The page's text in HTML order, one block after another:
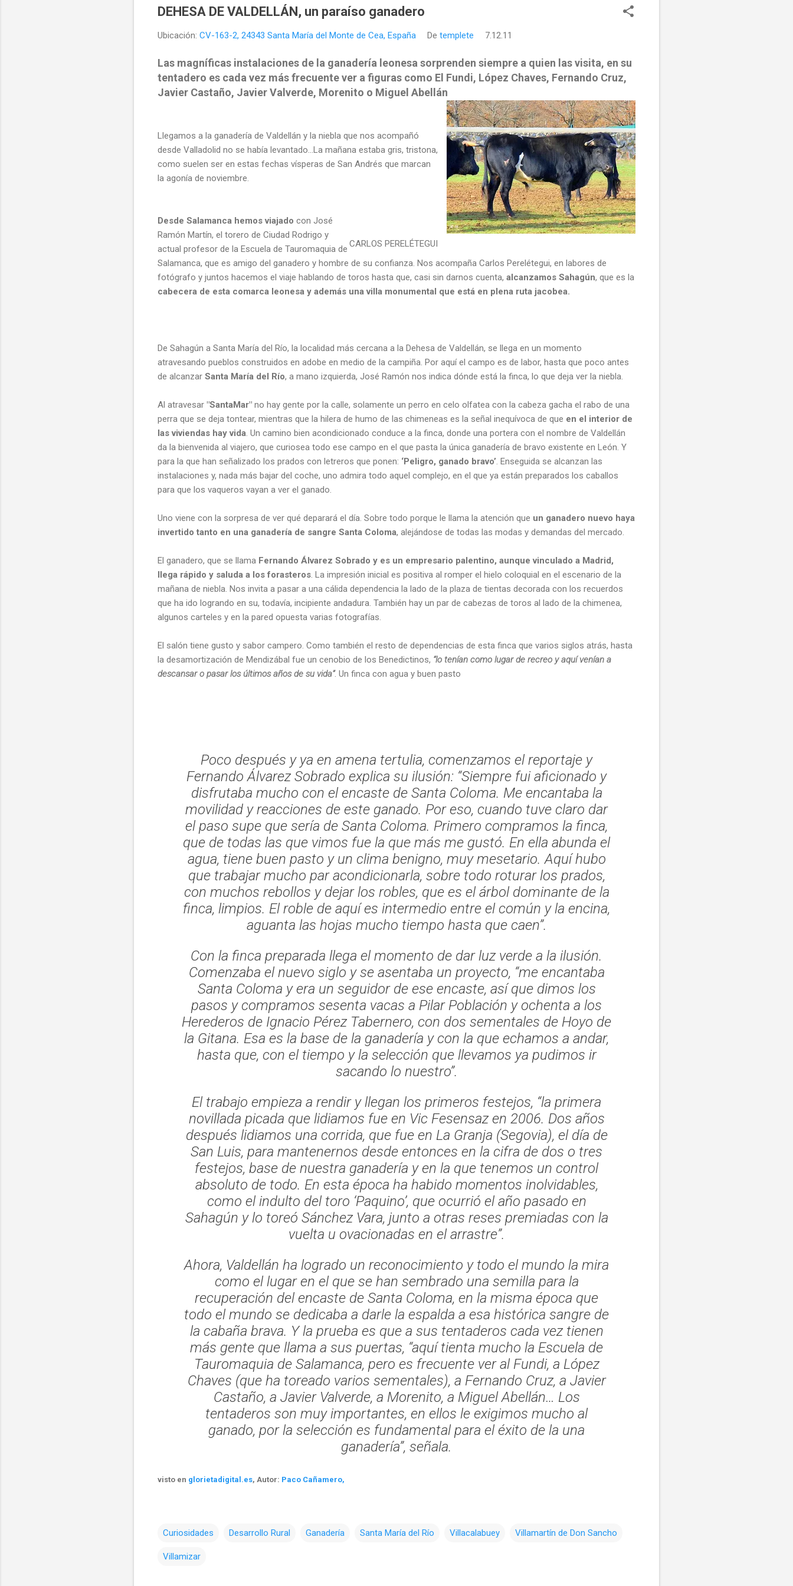
DEHESA DE VALDELLÁN, un paraíso ganadero
Ubicación: CV-163-2, 24343 Santa María del Monte de Cea, España De templete 7.12.11
Las magníficas instalaciones de la ganadería leonesa sorprenden siempre a quien las visita, en su
tentadero es cada vez más frecuente ver a figuras como El Fundi, López Chaves, Fernando Cruz,
Javier Castaño, Javier Valverde, Morenito o Miguel Abellán
Llegamos a la ganadería de Valdellán y la niebla que nos acompañó
desde Valladolid no se había levantado...La mañana estaba gris, tristona,
como suelen ser en estas fechas vísperas de San Andrés que marcan
la agonía de noviembre.
CARLOS PERELÉTEGUI
Desde Salamanca hemos viajado con José
Ramón Martín, el torero de Ciudad Rodrigo y
actual profesor de la Escuela de Tauromaquia de
Salamanca, que es amigo del ganadero y hombre de su confianza. Nos acompaña Carlos Perelétegui, en labores de
fotógrafo y juntos hacemos el viaje hablando de toros hasta que, casi sin darnos cuenta, alcanzamos Sahagún, que es la
cabecera de esta comarca leonesa y además una villa monumental que está en plena ruta jacobea.
De Sahagún a Santa María del Río, la localidad más cercana a la Dehesa de Valdellán, se llega en un momento
atravesando pueblos construidos en adobe en medio de la campiña. Por aquí el campo es de labor, hasta que poco antes
de alcanzar Santa María del Río, a mano izquierda, José Ramón nos indica dónde está la finca, lo que deja ver la niebla.
Al atravesar "SantaMar" no hay gente por la calle, solamente un perro en celo olfatea con la cabeza gacha el rabo de una
perra que se deja tontear, mientras que la hilera de humo de las chimeneas es la señal inequívoca de que en el interior de
las viviendas hay vida . Un camino bien acondicionado conduce a la finca, donde una portera con el nombre de Valdellán
da la bienvenida al viajero, que curiosea todo ese campo en el que pasta la única ganadería de bravo existente en León. Y
para la que han señalizado los prados con letreros que ponen: ‘Peligro, ganado bravo’ . Enseguida se alcanzan las
instalaciones y, nada más bajar del coche, uno admira todo aquel complejo, en el que ya están preparados los caballos
para que los vaqueros vayan a ver el ganado.
Uno viene con la sorpresa de ver qué deparará el día. Sobre todo porque le llama la atención que un ganadero nuevo haya
invertido tanto en una ganadería de sangre Santa Coloma, alejándose de todas las modas y demandas del mercado.
El ganadero, que se llama Fernando Álvarez Sobrado y es un empresario palentino, aunque vinculado a Madrid,
llega rápido y saluda a los forasteros . La impresión inicial es positiva al romper el hielo coloquial en el escenario de la
mañana de niebla. Nos invita a pasar a una cálida dependencia la lado de la plaza de tientas decorada con los recuerdos
que ha ido logrando en su, todavía, incipiente andadura. También hay un par de cabezas de toros al lado de la chimenea,
algunos carteles y en la pared opuesta varias fotografías.
El salón tiene gusto y sabor campero. Como también el resto de dependencias de esta finca que varios siglos atrás, hasta
la desamortización de Mendizábal fue un cenobio de los Benedictinos, “lo tenían como lugar de recreo y aquí venían a
descansar o pasar los últimos años de su vida”. Un finca con agua y buen pasto
Poco después y ya en amena tertulia, comenzamos el reportaje y
Fernando Álvarez Sobrado explica su ilusión: “Siempre fui aficionado y
disfrutaba mucho con el encaste de Santa Coloma. Me encantaba la
movilidad y reacciones de este ganado. Por eso, cuando tuve claro dar
el paso supe que sería de Santa Coloma. Primero compramos la finca,
que de todas las que vimos fue la que más me gustó. En ella abunda el
agua, tiene buen pasto y un clima benigno, muy mesetario. Aquí hubo
que trabajar mucho par acondicionarla, sobre todo roturar los prados,
con muchos rebollos y dejar los robles, que es el árbol dominante de la
finca, limpios. El roble de aquí es intermedio entre el común y la encina,
aguanta las hojas mucho tiempo hasta que caen”.
Con la finca preparada llega el momento de dar luz verde a la ilusión.
Comenzaba el nuevo siglo y se asentaba un proyecto, “me encantaba
Santa Coloma y era un seguidor de ese encaste, así que dimos los
pasos y compramos sesenta vacas a Pilar Población y ochenta a los
Herederos de Ignacio Pérez Tabernero, con dos sementales de Hoyo de
la Gitana. Esa es la base de la ganadería y con la que echamos a andar,
hasta que, con el tiempo y la selección que llevamos ya pudimos ir
sacando lo nuestro”.
El trabajo empieza a rendir y llegan los primeros festejos, “la primera
novillada picada que lidiamos fue en Vic Fesensaz en 2006. Dos años
después lidiamos una corrida, que fue en La Granja (Segovia), el día de
San Luis, para mantenernos desde entonces en la cifra de dos o tres
festejos, base de nuestra ganadería y en la que tenemos un control
absoluto de todo. En esta época ha habido momentos inolvidables,
como el indulto del toro ‘Paquino’, que ocurrió el año pasado en
Sahagún y lo toreó Sánchez Vara, junto a otras reses premiadas con la
vuelta u ovacionadas en el arrastre”.
Ahora, Valdellán ha logrado un reconocimiento y todo el mundo la mira
como el lugar en el que se han sembrado una semilla para la
recuperación del encaste de Santa Coloma, en la misma época que
todo el mundo se dedicaba a darle la espalda a esa histórica sangre de
la cabaña brava. Y la prueba es que a sus tentaderos cada vez tienen
más gente que llama a sus puertas, “aquí tienta mucho la Escuela de
Tauromaquia de Salamanca, pero es frecuente ver al Fundi, a López
Chaves (que ha toreado varios sementales), a Fernando Cruz, a Javier
Castaño, a Javier Valverde, a Morenito, a Miguel Abellán… Los
tentaderos son muy importantes, en ellos le exigimos mucho al
ganado, por la selección es fundamental para el éxito de la una
ganadería”, señala.
visto en glorietadigital.es, Autor: Paco Cañamero,
Curiosidades Desarrollo Rural Ganadería Santa María del Río Villacalabuey Villamartín de Don Sancho
Villamizar